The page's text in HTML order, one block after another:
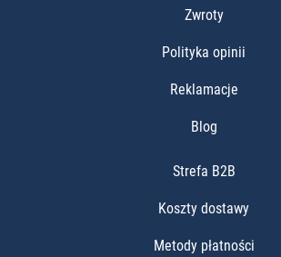
Zwroty
Polityka opinii
Reklamacje
Blog
Strefa B2B
Koszty dostawy
Metody płatności